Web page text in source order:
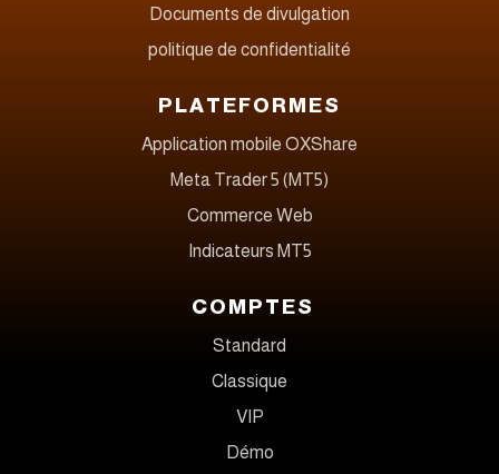
Documents de divulgation
politique de confidentialité
PLATEFORMES
Application mobile OXShare
Meta Trader 5 (MT5)
Commerce Web
Indicateurs MT5
COMPTES
Standard
Classique
VIP
Démo